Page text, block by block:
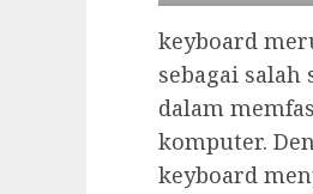
keyboard
sebagai
dalam
komputer.
keyboard